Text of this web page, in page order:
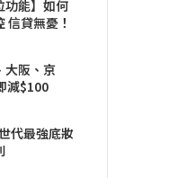
功能】如何
貸無憂！
大阪、京
減$100
代最強底妝